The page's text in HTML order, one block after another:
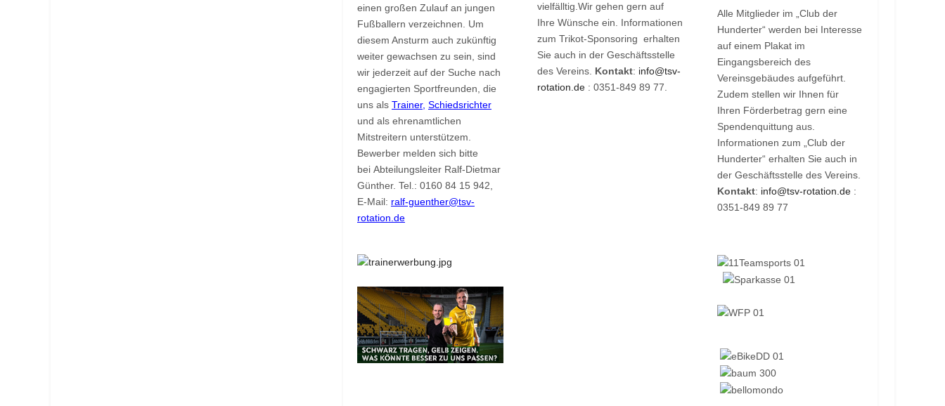
einen großen Zulauf an jungen
Fußballern verzeichnen. Um
diesem Ansturm auch zukünftig
weiter gewachsen zu sein, sind
wir jederzeit auf der Suche nach
engagierten Sportfreunden, die
uns als Trainer, Schiedsrichter
und als ehrenamtlichen
Mitstreitern unterstützem.
Bewerber melden sich bitte
bei Abteilungsleiter Ralf-Dietmar
Günther. Tel.: 0160 84 15 942,
E-Mail: ralf-guenther@tsv-
rotation.de
vielfälltig.Wir gehen gern auf
Ihre Wünsche ein. Informationen
zum Trikot-Sponsoring erhalten
Sie auch in der Geschäftsstelle
des Vereins. Kontakt: info@tsv-
rotation.de : 0351-849 89 77.
Alle Mitglieder im „Club der
Hunderter“ werden bei Interesse
auf einem Plakat im
Eingangsbereich des
Vereinsgebäudes aufgeführt.
Zudem stellen wir Ihnen für
Ihren Förderbetrag gern eine
Spendenquittung aus.
Informationen zum „Club der
Hunderter“ erhalten Sie auch in
der Geschäftsstelle des Vereins.
Kontakt: info@tsv-rotation.de :
0351-849 89 77